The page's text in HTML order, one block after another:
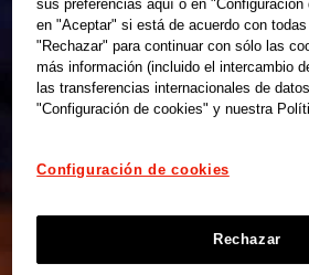
sus preferencias aquí o en
en "Aceptar" si está de acuerdo con
"Rechazar" para continuar con sólo las
más información (incluido el intercambio
las transferencias internacionales de
"Configuración de cookies" y nuestra
Configuración de cookies
Rechazar